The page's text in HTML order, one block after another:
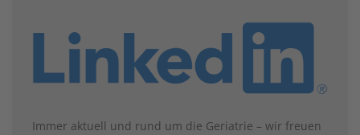
Immer aktuell und rund um die Geriatrie – wir freuen